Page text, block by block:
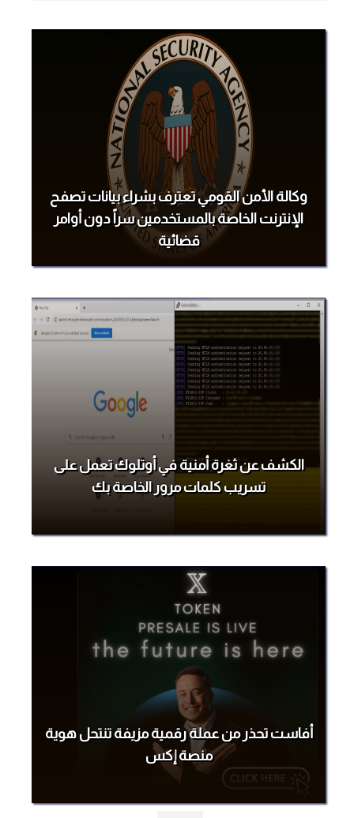
وكالة الأمن القومي تعترف بشراء بيانات تصفح
الإنترنت الخاصة بالمستخدمين سراً دون أوامر
قضائية
الكشف عن ثغرة أمنية في أوتلوك تعمل على
تسريب كلمات مرور الخاصة بك
أفاست تحذر من عملة رقمية مزيفة تنتحل هوية
منصة إكس